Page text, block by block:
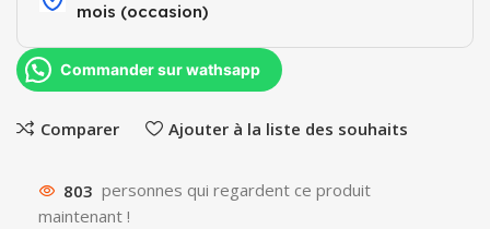
mois (occasion)​
Commander sur wathsapp
Comparer Ajouter à la liste des souhaits
803 personnes qui regardent ce produit
maintenant !